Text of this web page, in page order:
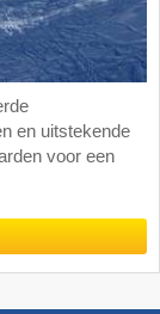
en uitstekende
voor een